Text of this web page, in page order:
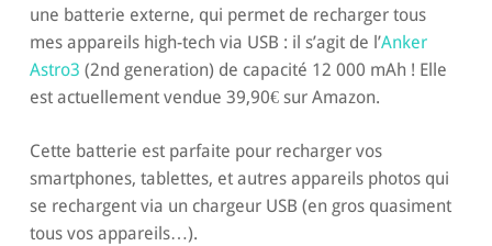
une batterie externe, qui permet de recharger tous
mes appareils high-tech via USB : il s’agit de l’Anker
Astro3 (2nd generation) de capacité 12 000 mAh ! Elle
est actuellement vendue 39,90€ sur Amazon.
Cette batterie est parfaite pour recharger vos
smartphones, tablettes, et autres appareils photos qui
se rechargent via un chargeur USB (en gros quasiment
tous vos appareils…).